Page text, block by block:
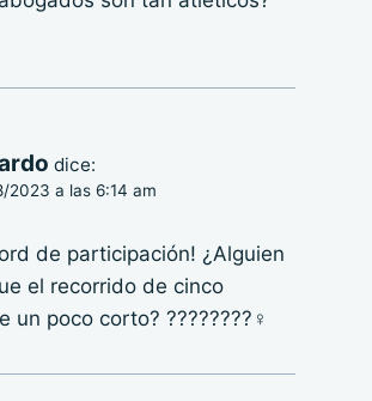
dice:
2023 a las 6:14 am
de participación! ¿Alguien
el recorrido de cinco
un poco corto? ????????‍♀️